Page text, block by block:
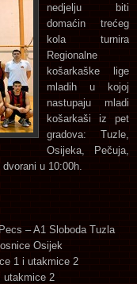
nedjelju biti
domaćin trećeg
kola turnira
Regionalne
košarkaške lige
mladih u kojoj
nastupaju mladi
košarkaši iz pet
gradova: Tuzle,
Osijeka, Pečuja,
u 10:00h.
– A1 Sloboda Tuzla
Osijek
1 i utakmice 2
utakmice 2